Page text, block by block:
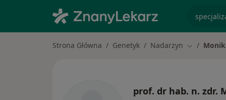
Strona Główna Genetyk Nadarzyn Zmień
prof. dr hab. n. zdr.